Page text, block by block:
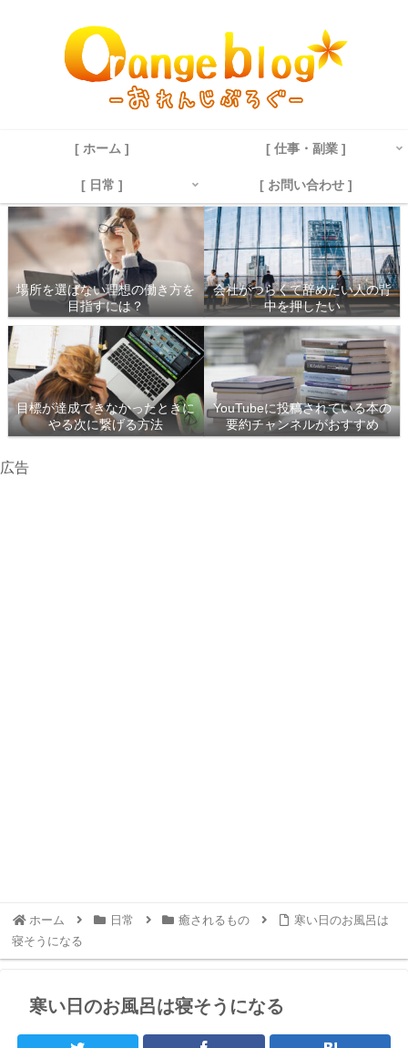
[ ホーム ] [ 仕事・副業 ]
[ 日常 ] [ お問い合わせ ]
場所を選ばない理想の働き方を
目指すには？
会社がつらくて辞めたい人の背
中を押したい
目標が達成できなかったときに
やる次に繋げる方法
YouTubeに投稿されている本の
要約チャンネルがおすすめ
広告
ホーム 日常 癒されるもの
寒い日のお風呂は
寝そうになる
寒い日のお風呂は寝そうになる